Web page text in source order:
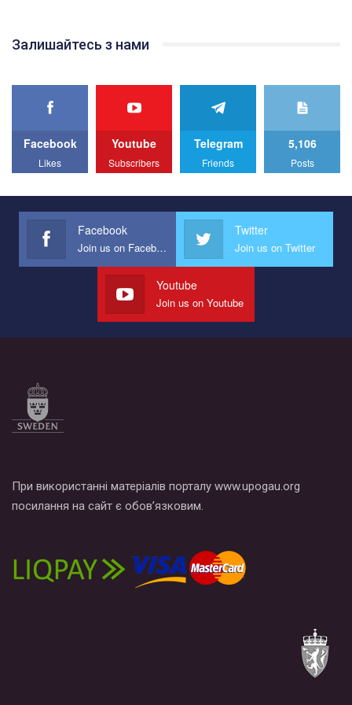
best video, representing programme for the development of
We appeal to your support and ask to help us implement our plan
All you have to do is to press "Like" below the video.
Эмоционально сильный ролик от команды "Гей-альянс
представляющий программу развития организации.
Мы просим вас поддержать нас и помочь нам реализовать
наш план по борьбе с насилием и дискриминацией на почве
СОГИ в Украине.
Все, что вам нужно сделать - это зайти на наш канал YouTube
Залишайтесь з нами
Facebook
Likes
Youtube
Subscribers
Telegram
Friends
5,106
Posts
Facebook
Join us on Facebook
Twitter
Join us on Twitter
Youtube
Join us on Youtube
При використанні матеріалів порталу www.upogau.org
посилання на сайт є обов’язковим.